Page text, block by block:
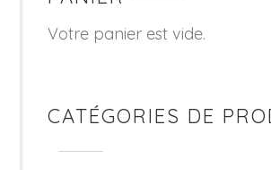
Votre panier est vide.
CATÉGORIES DE